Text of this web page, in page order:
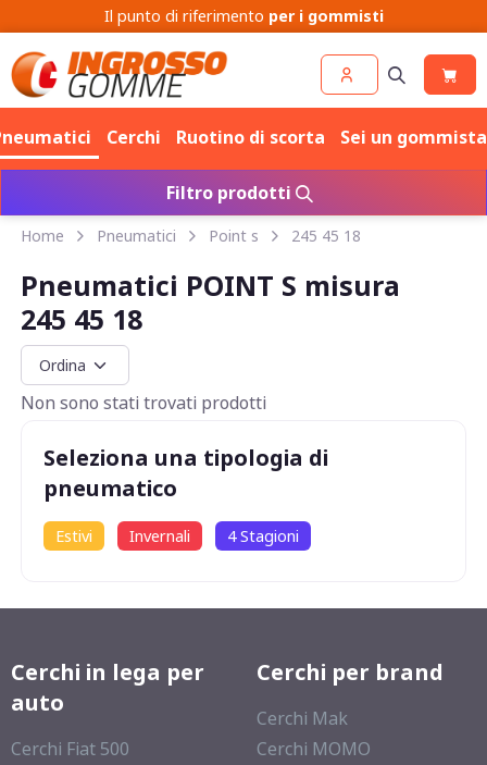
Il punto di riferimento per i gommisti
Cerchi Ruotino di scorta Sei un
Filtro prodotti
Home Pneumatici Point s 245 45 18
Pneumatici POINT S misura
245 45 18
Non sono stati trovati prodotti
Seleziona una tipologia di
pneumatico
Estivi Invernali 4 Stagioni
Cerchi in lega per
auto
Cerchi Fiat 500
Cerchi per brand
Cerchi Mak
Cerchi MOMO